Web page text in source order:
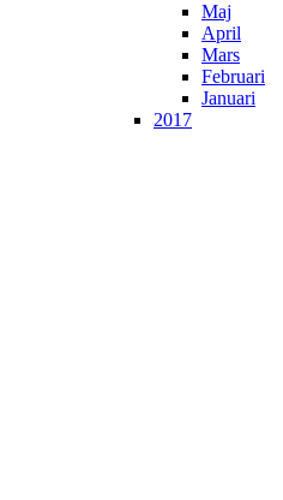
Maj
April
Mars
Februari
Januari
2017